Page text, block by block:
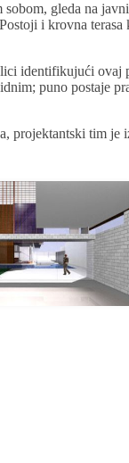
gleda na
i krovna
identifikujući ovaj
puno postaje
projektantski tim